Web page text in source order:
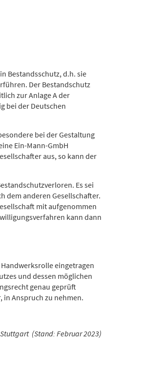
Bestandsschutz, d.h. sie
Der Bestandschutz
zur Anlage A der
bei der Deutschen
bei der Gestaltung
Ein-Mann-GmbH
aus, so kann der
Es sei
dem anderen Gesellschafter.
mit aufgenommen
kann dann
eingetragen
und dessen möglichen
genau geprüft
in Anspruch zu nehmen.
(Stand: Februar 2023)